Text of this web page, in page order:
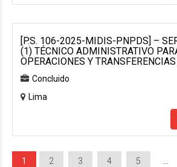
[P.S. 106-2025-MIDIS-PNPDS] –
(1) TÉCNICO ADMINISTRATIVO
OPERACIONES Y TRANSFERENCIAS
Concluido
Lima
1 2 3 4 5